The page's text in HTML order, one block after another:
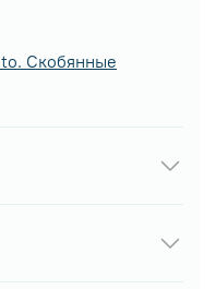
Скобянные